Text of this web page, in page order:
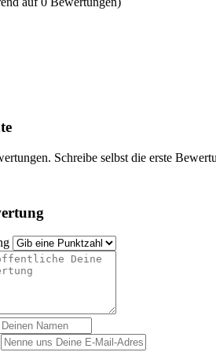
Schreibe selbst die erste